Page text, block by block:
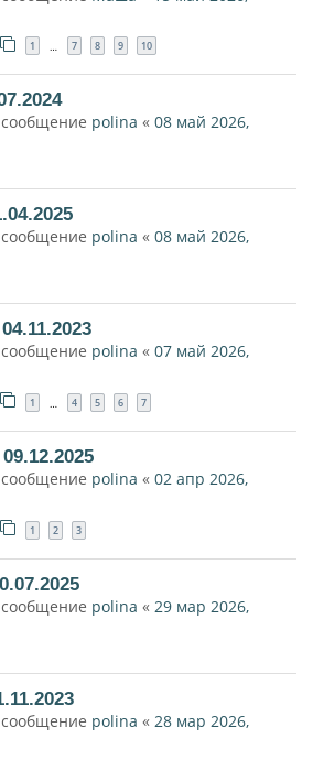
1 … 7 8 9 10
polina « 08 май 2026,
polina « 08 май 2026,
polina « 07 май 2026,
1 … 4 5 6 7
polina « 02 апр 2026,
1 2 3
polina « 29 мар 2026,
polina « 28 мар 2026,